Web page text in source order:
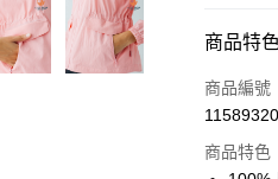
付款方式
信用卡一
Apple
商品特
商品編號
11589320
商品特色